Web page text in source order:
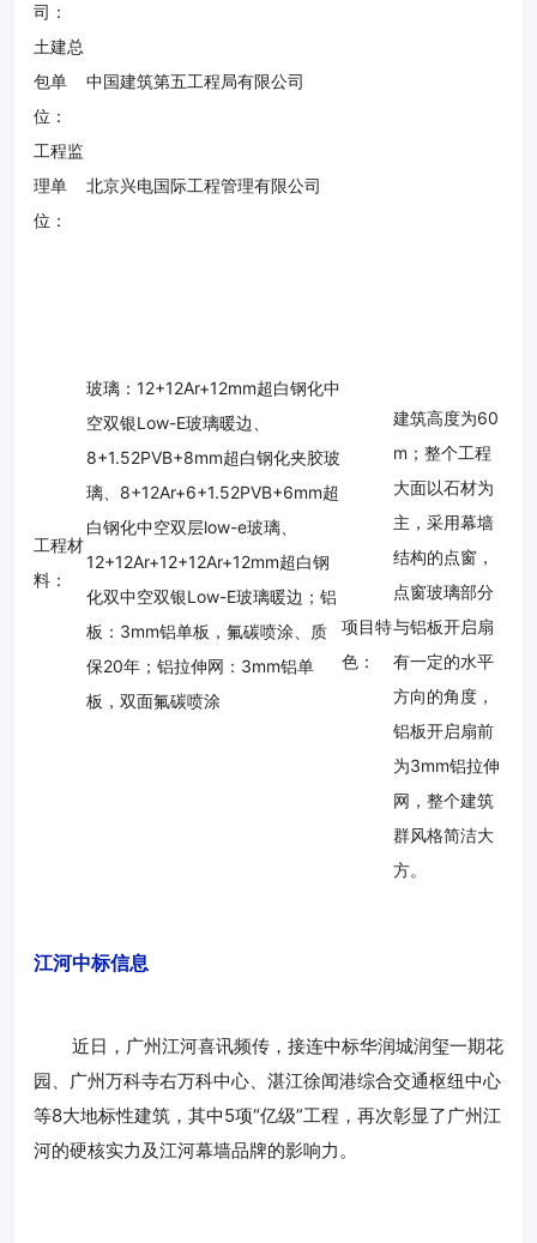
司：
土建总
包单
位：
中国建筑第五工程局有限公司
工程监
理单
位：
北京兴电国际工程管理有限公司
工程材
料：
玻璃： 12+12Ar+12mm超白钢化中
空双银Low-E玻璃暖边、
8+1.52PVB+8mm超白钢化夹胶玻
璃、8+12Ar+6+1.52PVB+6mm超
白钢化中空双层low-e玻璃、
12+12Ar+12+12Ar+12mm超白钢
化双中空双银Low-E玻璃暖边； 铝
板： 3mm铝单板，氟碳喷涂、质
保20年； 铝拉伸网： 3mm铝单
板，双面氟碳喷涂
项目特
色：
建筑高度为60
m； 整个工程
大面以石材为
主，采用幕墙
结构的点窗，
点窗玻璃部分
与铝板开启扇
有一定的水平
方向的角度，
铝板开启扇前
为3mm铝拉伸
网，整个建筑
群风格简洁大
方。
江河中标信息
近日，广州江河喜讯频传，接连中标华润城润玺一期花
园、广州万科寺右万科中心、湛江徐闻港综合交通枢纽中心
等8大地标性建筑，其中5项“亿级”工程，再次彰显了广州江
河的硬核实力及江河幕墙品牌的影响力。